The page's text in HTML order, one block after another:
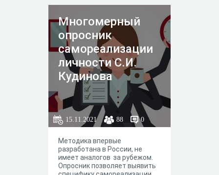
Многомерный
опросник
самореализации
личности С.И.
Кудинова
15.11.2021 88 0
Методика впервые
разработана в России, не
имеет аналогов за рубежом.
Опросник позволяет выявить